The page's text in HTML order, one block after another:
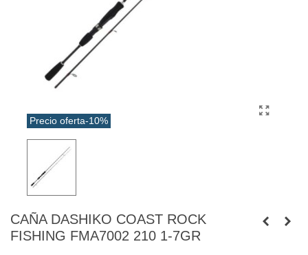
Precio oferta-10%
CAÑA DASHIKO COAST ROCK
FISHING FMA7002 210 1-7GR